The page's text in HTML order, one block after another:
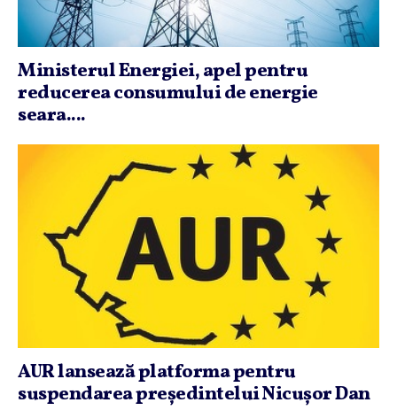
Ministerul Energiei, apel pentru
reducerea consumului de energie
seara....
AUR lansează platforma pentru
suspendarea preşedintelui Nicuşor Dan